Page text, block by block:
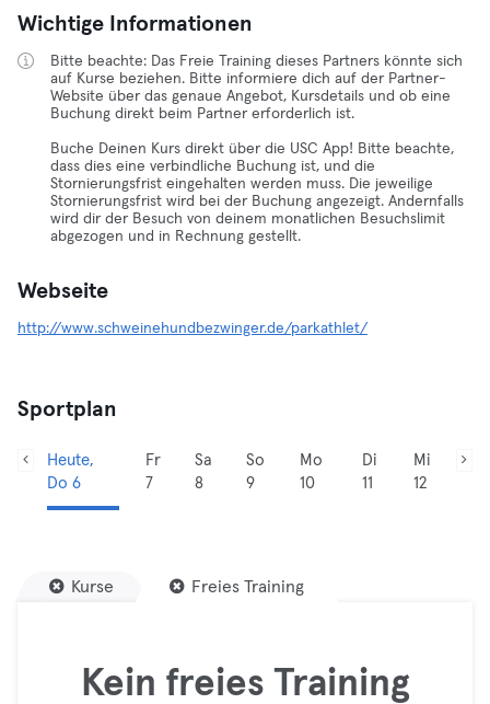
Wichtige Informationen
Bitte beachte: Das Freie Training dieses Partners könnte sich
auf Kurse beziehen. Bitte informiere dich auf der Partner-
Website über das genaue Angebot, Kursdetails und ob eine
Buchung direkt beim Partner erforderlich ist.
Buche Deinen Kurs direkt über die USC App! Bitte beachte,
dass dies eine verbindliche Buchung ist, und die
Stornierungsfrist eingehalten werden muss. Die jeweilige
Stornierungsfrist wird bei der Buchung angezeigt. Andernfalls
wird dir der Besuch von deinem monatlichen Besuchslimit
abgezogen und in Rechnung gestellt.
Webseite
http://www.schweinehundbezwinger.de/parkathlet/
Sportplan
Heute,
Do 6
Fr
7
Sa
8
So
9
Mo
10
Di
11
Mi
12
Kurse Freies Training
Kein freies Training